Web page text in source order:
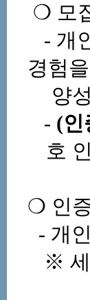
❍ 모
- 개
경험을
양성
- (인
호
❍ 인
- 개
※